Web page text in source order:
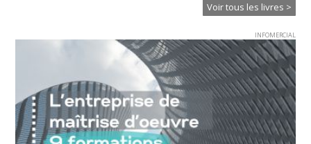
Voir tous les livres >
INFOMERCIAL